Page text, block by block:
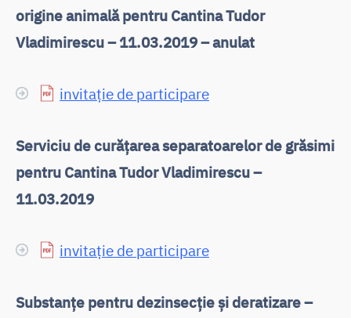
origine animală pentru Cantina Tudor
Vladimirescu – 11.03.2019 – anulat
invitație de participare
Serviciu de curățarea separatoarelor de grăsimi
pentru Cantina Tudor Vladimirescu –
11.03.2019
invitație de participare
Substanțe pentru dezinsecție și deratizare –